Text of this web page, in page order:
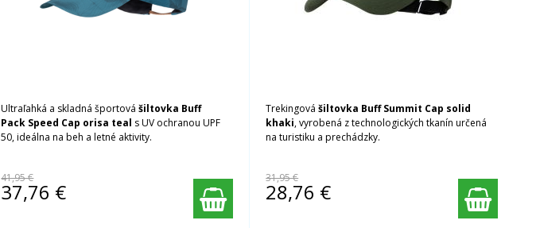
Ultraľahká a skladná športovášiltovka Buff
Pack Speed Cap orisa teal s UV ochranou UPF
50, ideálna na beh a letné aktivity.
41,95 €
37,76 €
Trekingová šiltovka Buff Summit Cap solid
khaki, vyrobená z technologických tkanín určená
na turistiku a prechádzky.
31,95 €
28,76 €